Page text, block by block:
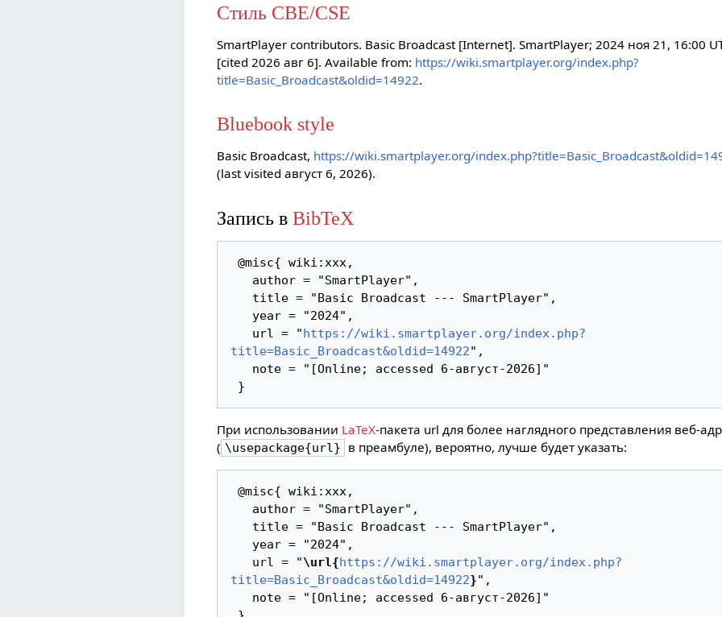
Стиль CBE/CSE
SmartPlayer contributors. Basic Broadcast [Internet]. SmartPlayer; 2024 ноя 21, 16:00
[cited 2026 авг 6]. Available from: https://wiki.smartplayer.org/index.php?
title=Basic_Broadcast&oldid=14922.
Bluebook style
Basic Broadcast, https://wiki.smartplayer.org/
(last visited август 6, 2026).
Запись вBibTeX
   url = "
https://wiki.smartplayer.org/index.php?
title=Basic_Broadcast&oldid=14922",
При использовании LaTeX-пакета url для более наглядного представления веб-
( \usepackage{url} в преамбуле), вероятно, лучше будет указать:
   url = "
\url{https://wiki.smartplayer.org/index.php?
title=Basic_Broadcast&oldid=14922}",